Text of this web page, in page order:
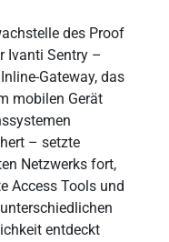
des Proof
Ivanti Sentry –
Gateway, das
mobilen Gerät
– setzte
Netzwerks fort,
Access Tools und
entdeckt